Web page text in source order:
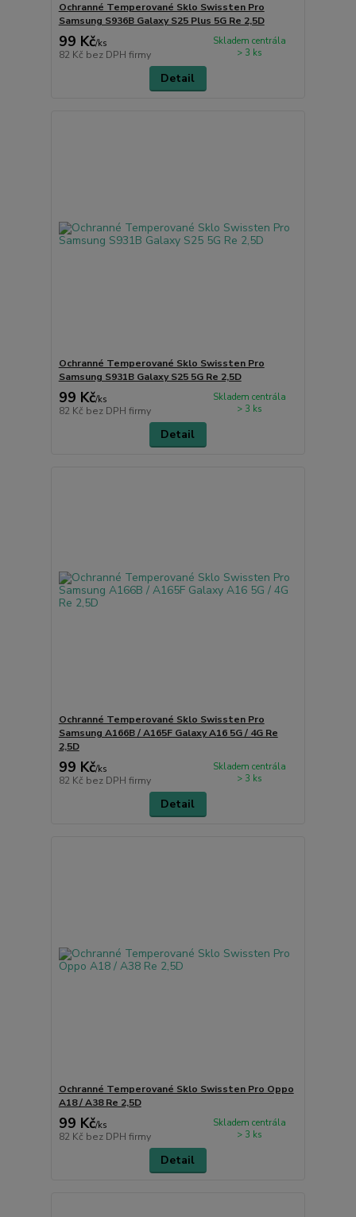
Ochranné Temperované Sklo Swissten Pro
Samsung S936B Galaxy S25 Plus 5G Re 2,5D
99 Kč/ks
82 Kč bez DPH firmy
Skladem centrála
> 3 ks
Detail
Ochranné Temperované Sklo Swissten Pro
Samsung S931B Galaxy S25 5G Re 2,5D
99 Kč/ks
82 Kč bez DPH firmy
Skladem centrála
> 3 ks
Detail
Ochranné Temperované Sklo Swissten Pro
Samsung A166B / A165F Galaxy A16 5G / 4G Re
2,5D
99 Kč/ks
82 Kč bez DPH firmy
Skladem centrála
> 3 ks
Detail
Ochranné Temperované Sklo Swissten Pro Oppo
A18 / A38 Re 2,5D
99 Kč/ks
82 Kč bez DPH firmy
Skladem centrála
> 3 ks
Detail